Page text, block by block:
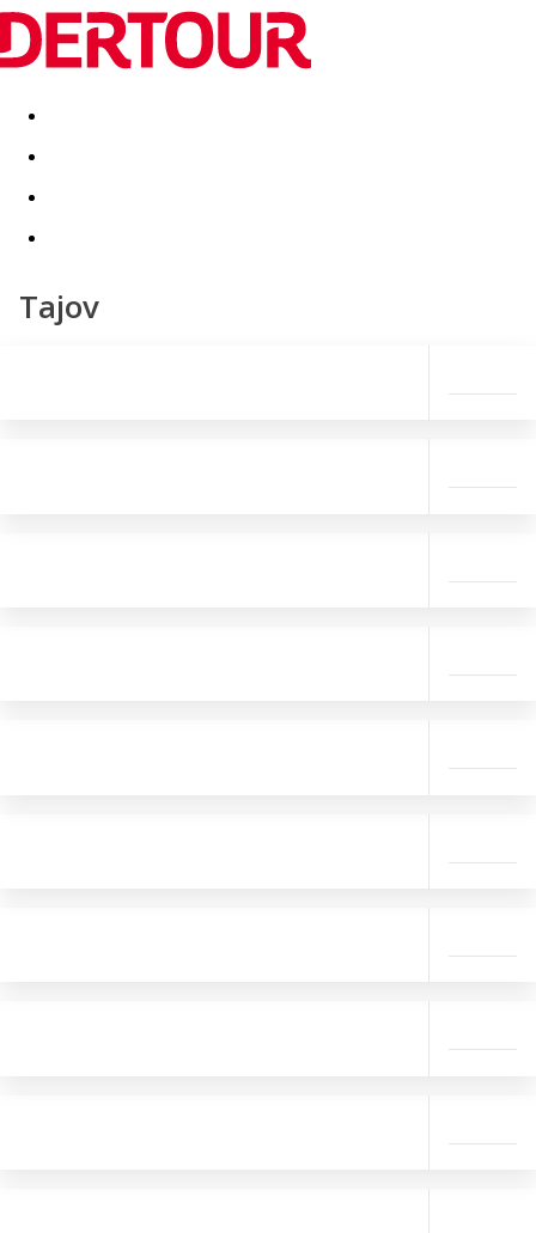
Destinatii Vacanta perfecta OFERTE DE NERATAT
Tajov